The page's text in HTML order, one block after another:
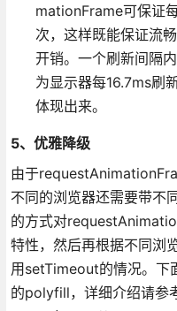
mationFrame可保证
次，这样既能保证流
开销。一个刷新间隔
为显示器每16.7ms刷
体现出来。
5、优雅降级
由于
不同的浏览器还需要带不
的方式对
特性，然后再根据不同浏
用setTimeout的情况。下
的polyfill，详细介绍请